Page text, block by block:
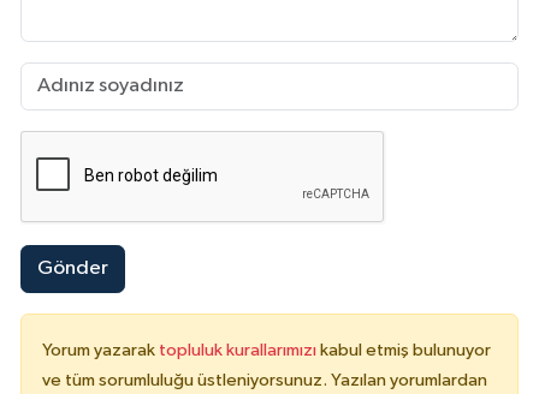
Gönder
Yorum yazarak topluluk kurallarımızı kabul etmiş bulunuyor
ve tüm sorumluluğu üstleniyorsunuz. Yazılan yorumlardan